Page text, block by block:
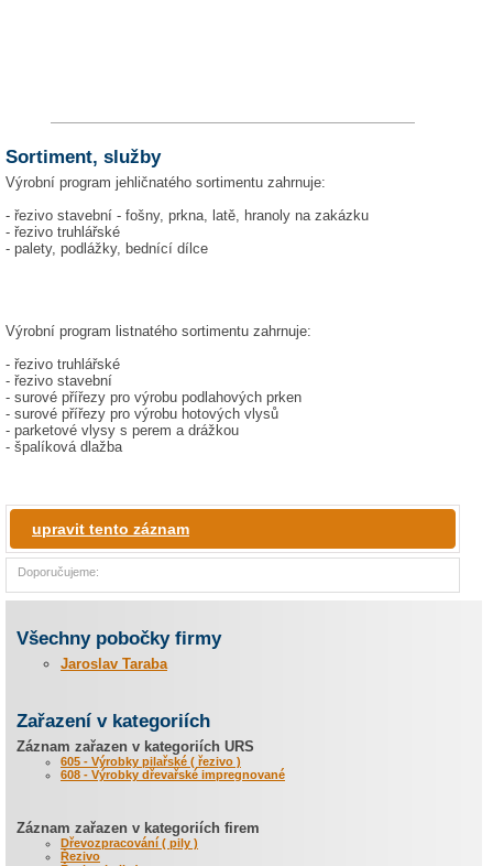
Sortiment, služby
Výrobní program jehličnatého sortimentu zahrnuje:
- řezivo stavební - fošny, prkna, latě, hranoly na zakázku
- řezivo truhlářské
- palety, podlážky, bednící dílce
Výrobní program listnatého sortimentu zahrnuje:
- řezivo truhlářské
- řezivo stavební
- surové přířezy pro výrobu podlahových prken
- surové přířezy pro výrobu hotových vlysů
- parketové vlysy s perem a drážkou
- špalíková dlažba
upravit tento záznam
Doporučujeme:
Všechny pobočky firmy
Jaroslav Taraba
Zařazení v kategoriích
Záznam zařazen v kategoriích URS
605 - Výrobky pilařské ( řezivo )
608 - Výrobky dřevařské impregnované
Záznam zařazen v kategoriích firem
Dřevozpracování ( pily )
Řezivo